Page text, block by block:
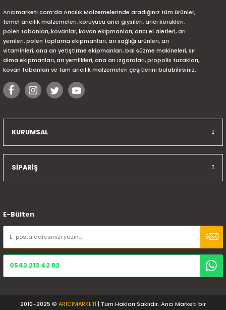
Arıcımarketi.com’da Arıcılık Malzemelerinde aradığınız tüm ürünler,
temel arıcılık malzemeleri, koruyucu arıcı giysileri, arıcı körükleri,
polen tabanları, kovanlar, kovan ekipmanları, arıcı el aletleri, arı
yemleri, polen toplama ekipmanları, arı sağlığı ürünleri, arı
vitaminleri, ana arı yetiştirme ekipmanları, bal süzme makineleri, sır
alma ekipmanları, arı yemlikleri, ana arı ızgaraları, propolis tuzakları,
kovan tabanları ve tüm arıcılık malzemeleri çeşitlerini bulabilirsiniz.
KURUMSAL
SİPARİŞ
E-Bülten
0543 213 42 82
2010-2025 © ARICIMARKETİ | Tüm Hakları Saklıdır. Arıcı Marketi bir